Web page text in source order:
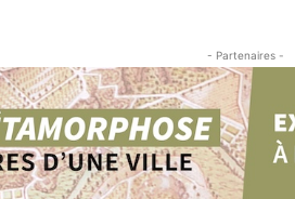
- Partenaires -